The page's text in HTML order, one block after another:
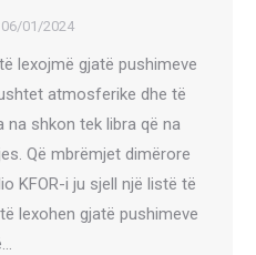
06/01/2024
lexojmë gjatë pushimeve
atmosferike dhe të
shkon tek libra që na
Që mbrëmjet dimërore
KFOR-i ju sjell një listë të
lexohen gjatë pushimeve